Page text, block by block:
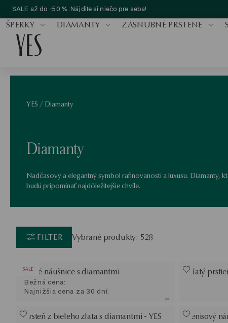
SALE až do -50 %. Nájdite si niečo pre seba!
ŠPERKY DIAMANTY ZÁSNUBNÉ PRSTENE
YES / Diamanty
Diamanty
Nadčasový a elegantný symbol rafinovanosti a luxusu. Diamanty,
budú pripomínať najdôležitejšie chvíle.
FILTER Vybrané produkty: 528
SALE
Zlaté náušnice s diamantmi
Bežná cena:
Najnižšia cena za 30 dní:
Zlatý
Prsteň z bieleho zlata s diamantmi - YES
Tenisový